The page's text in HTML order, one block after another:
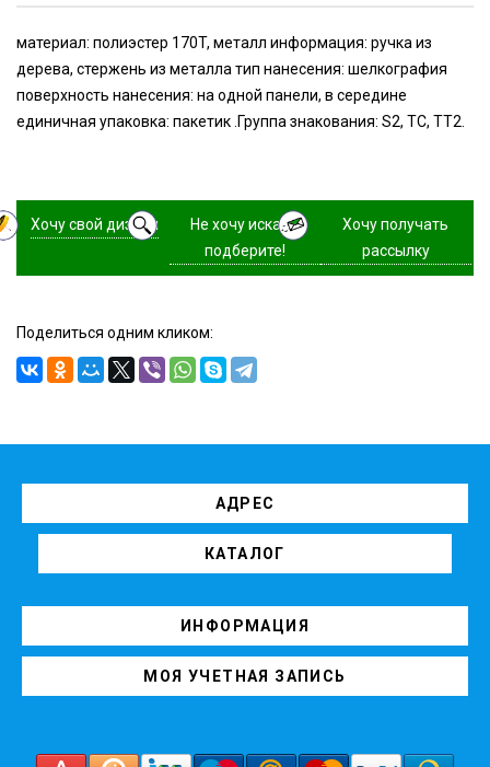
материал: полиэстер 170T, металл информация: ручка из
дерева, стержень из металла тип нанесения: шелкография
поверхность нанесения: на одной панели, в середине
единичная упаковка: пакетик .Группа знакования: S2, TC, TT2.
Хочу свой дизайн
Не хочу искать,
подберите!
Хочу получать
рассылку
Поделиться одним кликом:
АДРЕС
КАТАЛОГ
ИНФОРМАЦИЯ
МОЯ УЧЕТНАЯ ЗАПИСЬ